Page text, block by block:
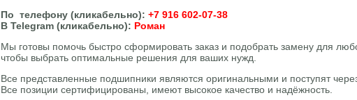
По телефону (кликабельно): +7 916 602-07-38
В Telegram (кликабельно): Роман
Мы готовы помочь быстро сформировать заказ и подобрать замену для
чтобы выбрать оптимальные решения для ваших нужд.
Все представленные подшипники являются оригинальными и поступят
Все позиции сертифицированы, имеют высокое качество и надёжность.